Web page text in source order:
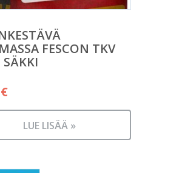
FESCON TKV
SÄKKI
€
LUE LISÄÄ »